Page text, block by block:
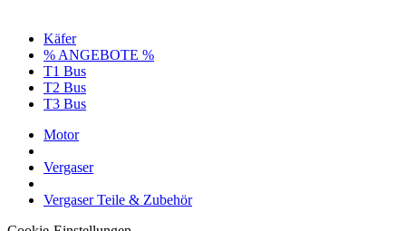
Käfer
% ANGEBOTE %
T1 Bus
T2 Bus
T3 Bus
Motor
Vergaser
Vergaser Teile & Zubehör